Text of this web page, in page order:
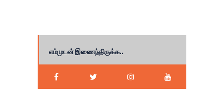
எம்முடன் இணைந்திருக்க..